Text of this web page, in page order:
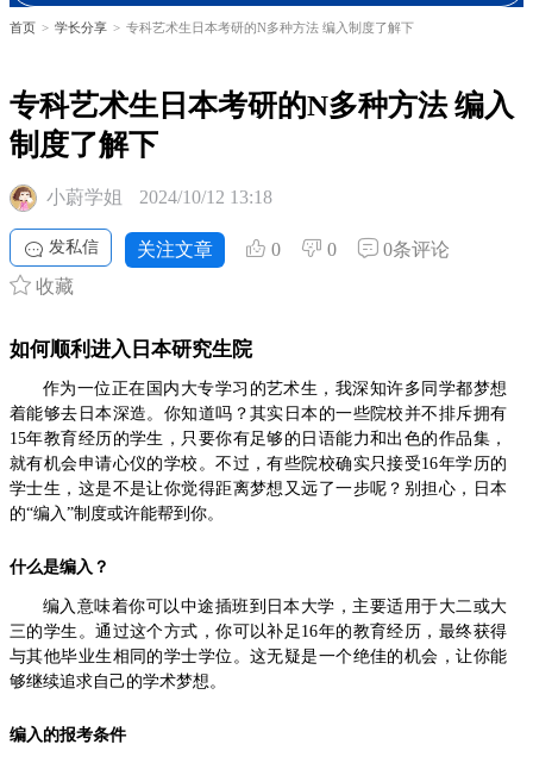
首页 > 学长分享 > 专科艺术生日本考研的N多种方法 编入制度了解下
专科艺术生日本考研的N多种方法 编入
制度了解下
小蔚学姐 2024/10/12 13:18
发私信 关注文章 0 0
0条评论
收藏
如何顺利进入日本研究生院
作为一位正在国内大专学习的艺术生，我深知许多同学都梦想
着能够去日本深造。你知道吗？其实日本的一些院校并不排斥拥有
15年教育经历的学生，只要你有足够的日语能力和出色的作品集，
就有机会申请心仪的学校。不过，有些院校确实只接受16年学历的
学士生，这是不是让你觉得距离梦想又远了一步呢？别担心，日本
的“编入”制度或许能帮到你。
什么是编入？
编入意味着你可以中途插班到日本大学，主要适用于大二或大
三的学生。通过这个方式，你可以补足16年的教育经历，最终获得
与其他毕业生相同的学士学位。这无疑是一个绝佳的机会，让你能
够继续追求自己的学术梦想。
编入的报考条件